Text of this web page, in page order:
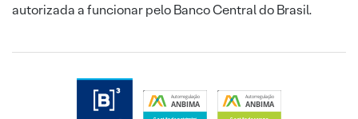
autorizada a funcionar pelo Banco Central do Brasil.